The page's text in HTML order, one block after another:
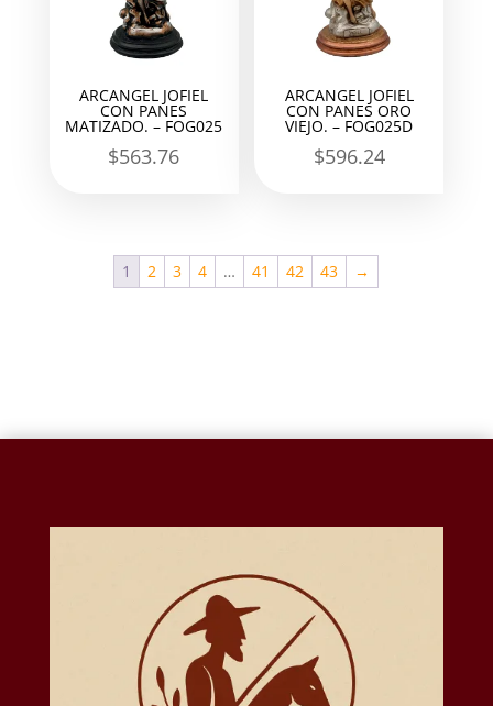
ARCANGEL JOFIEL
CON PANES
MATIZADO. – FOG025
$563.76
ARCANGEL JOFIEL
CON PANES ORO
VIEJO. – FOG025D
$596.24
1 2 3 4 … 41 42 43 →